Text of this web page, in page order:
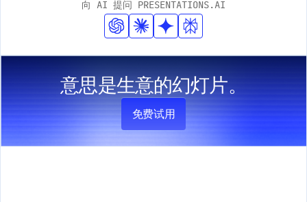
向 AI 提问 PRESENTATIONS.AI
意思是生意的幻灯片。
免费试用